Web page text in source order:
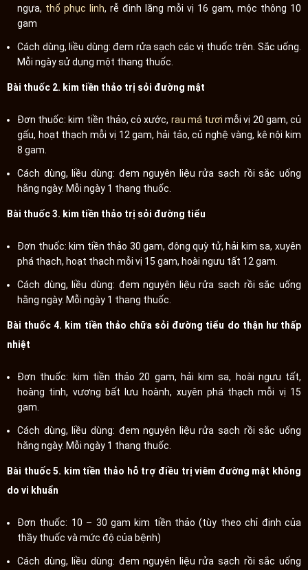
ngựa, thổ phục linh, rễ đinh lăng mỗi vị 16 gam, mộc thông 10
gam
Cách dùng, liều dùng: đem rửa sạch các vị thuốc trên. Sắc uống.
Mỗi ngày sử dụng một thang thuốc.
Bài thuốc 2. kim tiền thảo trị sỏi đường mật
Đơn thuốc: kim tiền thảo, cỏ xước, rau má tươi mỗi vị 20 gam, củ
gấu, hoạt thạch mỗi vị 12 gam, hải tảo, củ nghệ vàng, kê nội kim
8 gam.
Cách dùng, liều dùng: đem nguyên liệu rửa sạch rồi sắc uống
hằng ngày. Mỗi ngày 1 thang thuốc.
Bài thuốc 3. kim tiền thảo trị sỏi đường tiểu
Đơn thuốc: kim tiền thảo 30 gam, đông quỳ tử, hải kim sa, xuyên
phá thạch, hoạt thạch mỗi vị 15 gam, hoài ngưu tất 12 gam.
Cách dùng, liều dùng: đem nguyên liệu rửa sạch rồi sắc uống
hằng ngày. Mỗi ngày 1 thang thuốc.
Bài thuốc 4. kim tiền thảo chữa sỏi đường tiểu do thận hư thấp
nhiệt
Đơn thuốc: kim tiền thảo 20 gam, hải kim sa, hoài ngưu tất,
hoàng tinh, vương bất lưu hoành, xuyên phá thạch mỗi vị 15
gam.
Cách dùng, liều dùng: đem nguyên liệu rửa sạch rồi sắc uống
hằng ngày. Mỗi ngày 1 thang thuốc.
Bài thuốc 5. kim tiền thảo hỗ trợ điều trị viêm đường mật không
do vi khuẩn
Đơn thuốc: 10 – 30 gam kim tiền thảo (tùy theo chỉ định của
thầy thuốc và mức độ của bệnh)
Cách dùng, liều dùng: đem nguyên liệu rửa sạch rồi sắc uống